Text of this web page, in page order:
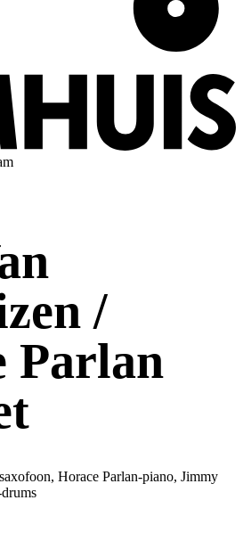
/
Parlan
Horace Parlan-piano, Jimmy